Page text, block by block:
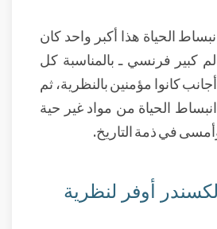
الحياة هذا أكبر واحد كان
كبير فرنسي ـ بالمناسبة كل
أجانب كانوا مؤمنين بالنظرية، ثم
الحياة من مواد غير حية
في ذمة التاريخ.
أوفر لنظرية